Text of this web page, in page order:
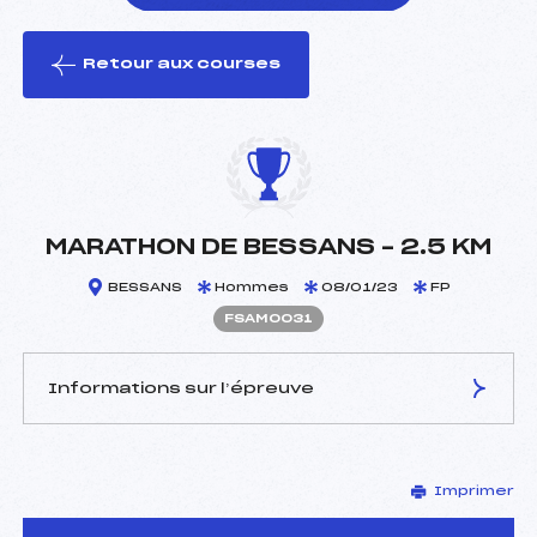
le ski
Retour aux courses
MARATHON DE BESSANS – 2.5 KM
BESSANS Hommes 08/01/23 FP
FSAM0031
Informations sur l’épreuve
LOCATELLI DOMINIQUE
(DA)
Imprimer